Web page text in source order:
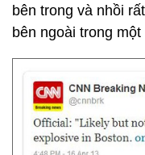
bên trong và nhồi
bên ngoài trong